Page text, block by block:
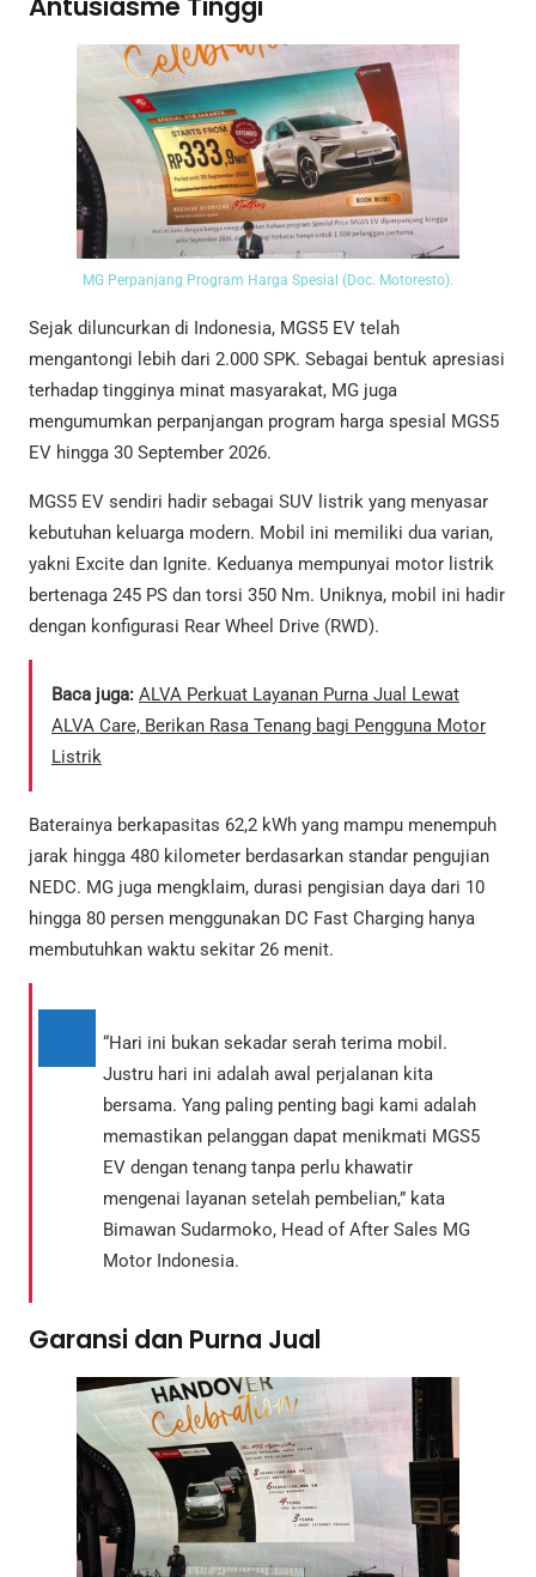
MG Perpanjang Program Harga Spesial (Doc. Motoresto).
Sejak diluncurkan di Indonesia, MGS5 EV telah
mengantongi lebih dari 2.000 SPK. Sebagai bentuk apresiasi
terhadap tingginya minat masyarakat, MG juga
mengumumkan perpanjangan program harga spesial MGS5
EV hingga 30 September 2026.
MGS5 EV sendiri hadir sebagai SUV listrik yang menyasar
kebutuhan keluarga modern. Mobil ini memiliki dua varian,
yakni Excite dan Ignite. Keduanya mempunyai motor listrik
bertenaga 245 PS dan torsi 350 Nm. Uniknya, mobil ini hadir
dengan konfigurasi Rear Wheel Drive (RWD).
Baca juga: ALVA Perkuat Layanan Purna Jual Lewat
ALVA Care, Berikan Rasa Tenang bagi Pengguna Motor
Listrik
Baterainya berkapasitas 62,2 kWh yang mampu menempuh
jarak hingga 480 kilometer berdasarkan standar pengujian
NEDC. MG juga mengklaim, durasi pengisian daya dari 10
hingga 80 persen menggunakan DC Fast Charging hanya
membutuhkan waktu sekitar 26 menit.
“Hari ini bukan sekadar serah terima mobil.
Justru hari ini adalah awal perjalanan kita
bersama. Yang paling penting bagi kami adalah
memastikan pelanggan dapat menikmati MGS5
EV dengan tenang tanpa perlu khawatir
mengenai layanan setelah pembelian,” kata
Bimawan Sudarmoko, Head of After Sales MG
Motor Indonesia.
Garansi dan Purna Jual